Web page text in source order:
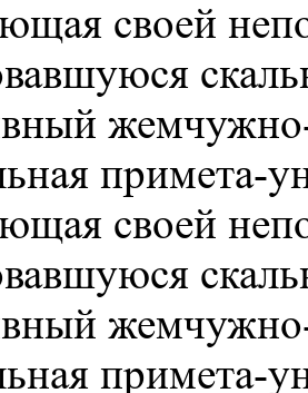
своей
примета-
своей
примета-